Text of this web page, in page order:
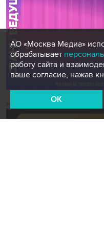
Новости СМИ2
АО «Москва Медиа»
обрабатывает
работу сайта и
ваше согласие, нажав
OK